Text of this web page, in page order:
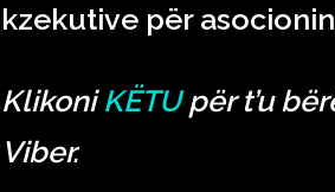
kzekutive për
KlikoniKËTUpër t’u
Viber.